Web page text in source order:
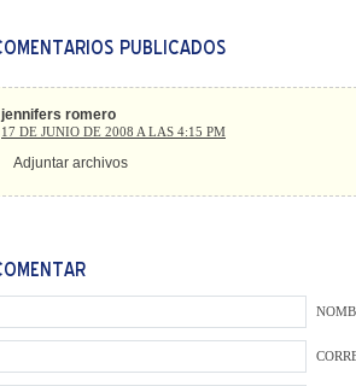
jennifers romero
17 DE JUNIO DE 2008 A LAS 4:15 PM
Adjuntar archivos